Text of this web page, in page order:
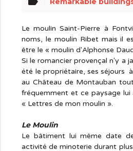
Le moulin Saint-Pierre à
noms, le moulin Ribet mais il
être le « moulin d'Alphonse
Si le romancier provençal n'y a
été le propriétaire, ses séjours
au Château de Montauban
fréquemment et ce paysage lui
« Lettres de mon moulin ».
Le Moulin
Le bâtiment lui même date
activité de minoterie durant